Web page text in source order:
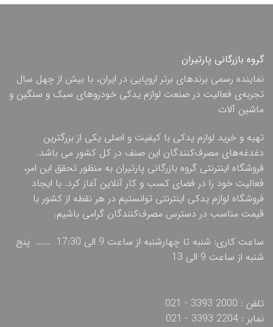
گروه بازرگانی پارتیران
نماینده رسمی برندهای برتر اروپایی در ایران، با بیش از چهل سال
تجربه‌ی فعالیت در صنعت لوازم یدکی خودروهای سبک و سنگین و
ماشین آلات
تهیه و خرید لوازم یدکی با کیفیت و اصلی یکی از بزرگترین
دغدغه‌های مصرف‌کنندگان این صنف در کل کشور می باشد.
فروشگاه اینترنتی گروه بازرگانی پارتیران به منظور تحقق این امر،
فعالیت خود را در فضای کسب و کار آنلاین آغاز کرد. با ایجاد
فروشگاه لوازم یدکی اینترنتی توانستیم در هر نقطه از کشور با
قیمت مناسب در دسترس مصرف‌کنندگان گرامی باشیم.
ساعت کاری: شنبه تا چهارشنبه از ساعت 9 الی 17:30 ...... پنج
شنبه از ساعت 9 الی 13
تلفن : 2000 3393 - 021
نمابر : 2204 3393 - 021